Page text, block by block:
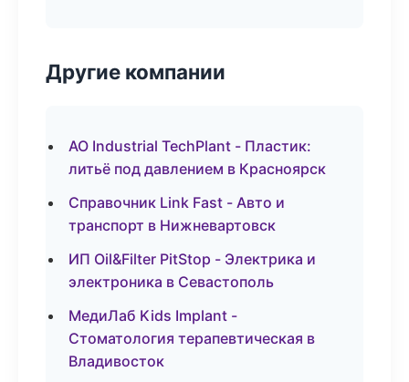
Другие компании
АО Industrial TechPlant - Пластик:
литьё под давлением в Красноярск
Справочник Link Fast - Авто и
транспорт в Нижневартовск
ИП Oil&Filter PitStop - Электрика и
электроника в Севастополь
МедиЛаб Kids Implant -
Стоматология терапевтическая в
Владивосток